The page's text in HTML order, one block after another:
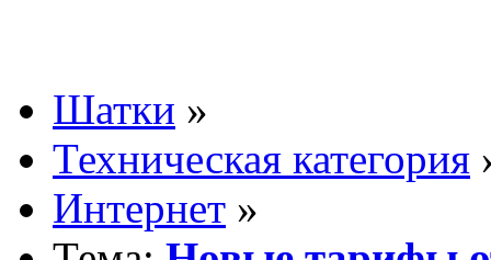
Шатки »
Техническая категория
Интернет »